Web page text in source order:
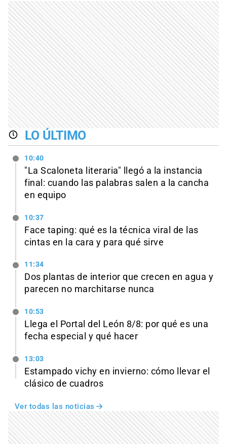
LO ÚLTIMO
10:40
"La Scaloneta literaria" llegó a la instancia
final: cuando las palabras salen a la cancha
en equipo
10:37
Face taping: qué es la técnica viral de las
cintas en la cara y para qué sirve
11:34
Dos plantas de interior que crecen en agua y
parecen no marchitarse nunca
10:53
Llega el Portal del León 8/8: por qué es una
fecha especial y qué hacer
13:03
Estampado vichy en invierno: cómo llevar el
clásico de cuadros
Ver todas las noticias